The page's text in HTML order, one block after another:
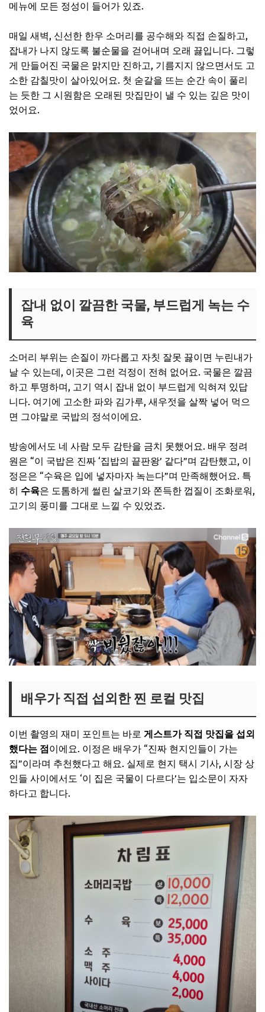
메뉴에 모든 정성이 들어가 있죠.
매일 새벽, 신선한 한우 소머리를 공수해와 직접 손질하고,
잡내가 나지 않도록 불순물을 걷어내며 오래 끓입니다. 그렇
게 만들어진 국물은 맑지만 진하고, 기름지지 않으면서도 고
소한 감칠맛이 살아있어요. 첫 숟갈을 뜨는 순간 속이 풀리
는 듯한 그 시원함은 오래된 맛집만이 낼 수 있는 깊은 맛이
었어요.
잡내 없이 깔끔한 국물, 부드럽게 녹는 수
육
소머리 부위는 손질이 까다롭고 자칫 잘못 끓이면 누린내가
날 수 있는데, 이곳은 그런 걱정이 전혀 없어요. 국물은 깔끔
하고 투명하며, 고기 역시 잡내 없이 부드럽게 익혀져 있답
니다. 여기에 고소한 파와 김가루, 새우젓을 살짝 넣어 먹으
면 그야말로 국밥의 정석이에요.
방송에서도 네 사람 모두 감탄을 금치 못했어요. 배우 정려
원은 “이 국밥은 진짜 ‘집밥의 끝판왕’ 같다”며 감탄했고, 이
정은은 “수육은 입에 넣자마자 녹는다”며 만족해했어요. 특
히 수육은 도톰하게 썰린 살코기와 쫀득한 껍질이 조화로워,
고기의 풍미를 그대로 느낄 수 있었죠.
배우가 직접 섭외한 찐 로컬 맛집
이번 촬영의 재미 포인트는 바로 게스트가 직접 맛집을 섭외
했다는 점이에요. 이정은 배우가 “진짜 현지인들이 가는
집”이라며 추천했다고 해요. 실제로 현지 택시 기사, 시장 상
인들 사이에서도 ‘이 집은 국물이 다르다’는 입소문이 자자
하다고 합니다.